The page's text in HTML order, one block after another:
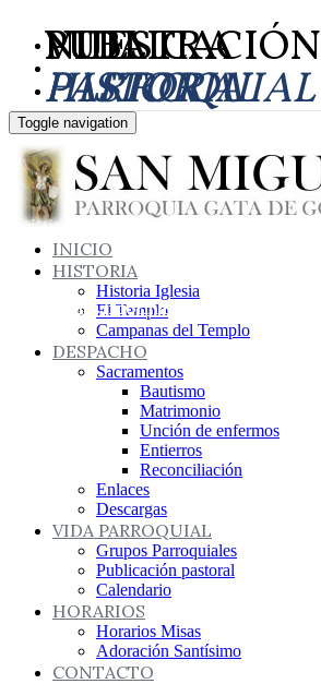
Toggle navigation
INICIO
HISTORIA
Historia Iglesia
El Templo
Campanas del Templo
DESPACHO
Sacramentos
Bautismo
Matrimonio
Unción de enfermos
Entierros
Reconciliación
Enlaces
Descargas
VIDA PARROQUIAL
Grupos Parroquiales
Publicación pastoral
Calendario
HORARIOS
Horarios Misas
Adoración Santísimo
CONTACTO
NUESTRA
HISTORIA
Más información
VIDA
PARROQUIAL
Más información
PUBLICACIÓN
PASTORAL
Más información